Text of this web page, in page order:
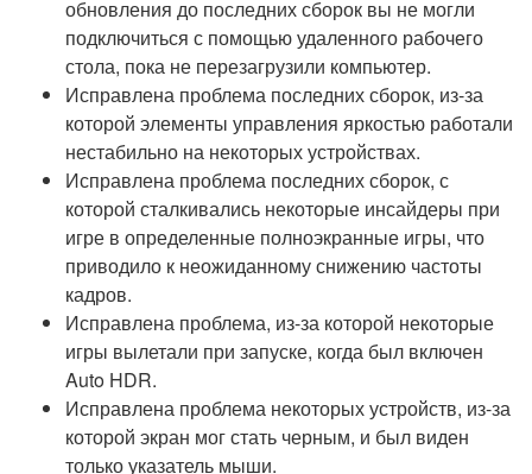
обновления до последних сборок вы не могли
подключиться с помощью удаленного рабочего
стола, пока не перезагрузили компьютер.
Исправлена проблема последних сборок, из-за
которой элементы управления яркостью работали
нестабильно на некоторых устройствах.
Исправлена проблема последних сборок, с
которой сталкивались некоторые инсайдеры при
игре в определенные полноэкранные игры, что
приводило к неожиданному снижению частоты
кадров.
Исправлена проблема, из-за которой некоторые
игры вылетали при запуске, когда был включен
Auto HDR.
Исправлена проблема некоторых устройств, из-за
которой экран мог стать черным, и был виден
только указатель мыши.